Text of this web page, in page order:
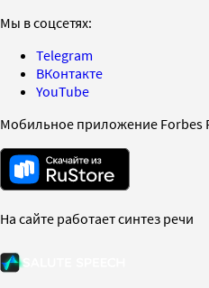
Мы в соцсетях:
Telegram
ВКонтакте
YouTube
Мобильное приложение Forbes
На сайте работает синтез речи